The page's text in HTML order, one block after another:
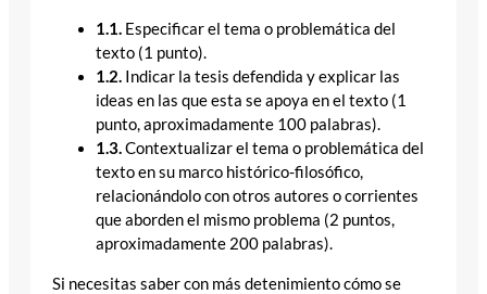
1.1. Especificar el tema o problemática del
texto (1 punto).
1.2. Indicar la tesis defendida y explicar las
ideas en las que esta se apoya en el texto (1
punto, aproximadamente 100 palabras).
1.3.Contextualizar el tema o problemática del
texto en su marco histórico-filosófico,
relacionándolo con otros autores o corrientes
que aborden el mismo problema (2 puntos,
aproximadamente 200 palabras).
Si necesitas saber con más detenimiento cómo se